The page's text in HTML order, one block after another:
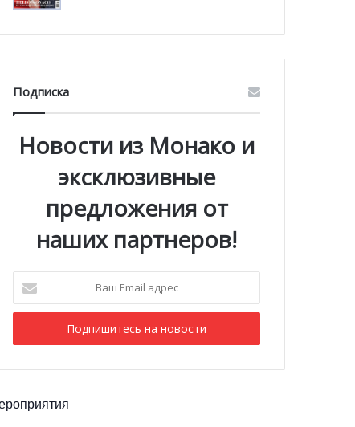
Подписка
Новости из Монако и
эксклюзивные
предложения от
наших партнеров!
Email
адрес